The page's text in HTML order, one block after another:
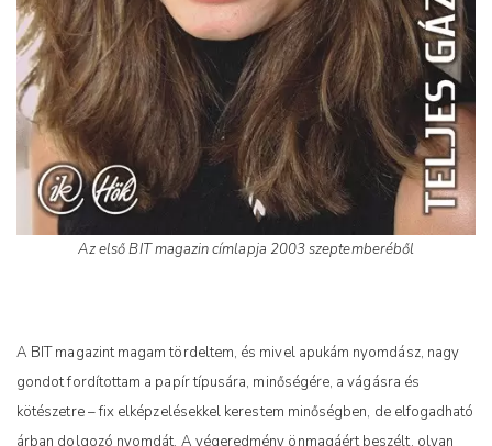
Az első BIT magazin címlapja 2003 szeptemberéből
A BIT magazint magam tördeltem, és mivel apukám nyomdász, nagy
gondot fordítottam a papír típusára, minőségére, a vágásra és
kötészetre – fix elképzelésekkel kerestem minőségben, de elfogadható
árban dolgozó nyomdát. A végeredmény önmagáért beszélt, olyan